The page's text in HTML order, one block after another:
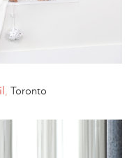
, Toronto